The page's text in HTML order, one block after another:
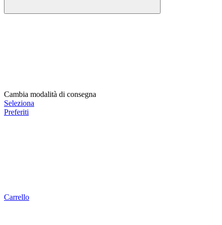
Cambia modalità di consegna
Seleziona
Preferiti
Carrello